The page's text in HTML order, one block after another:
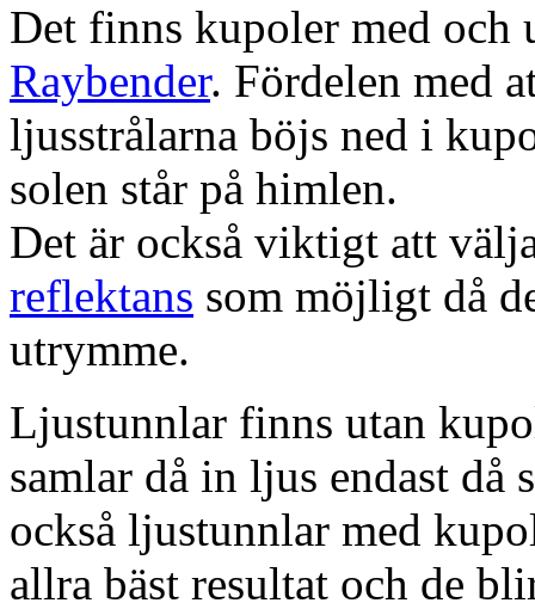
Det finns kupoler med och
Raybender. Fördelen med
ljusstrålarna böjs ned i
solen står på himlen.
Det är också viktigt att
reflektans som möjligt då
utrymme.
Ljustunnlar finns utan
samlar då in ljus endast då
också ljustunnlar med
allra bäst resultat och de